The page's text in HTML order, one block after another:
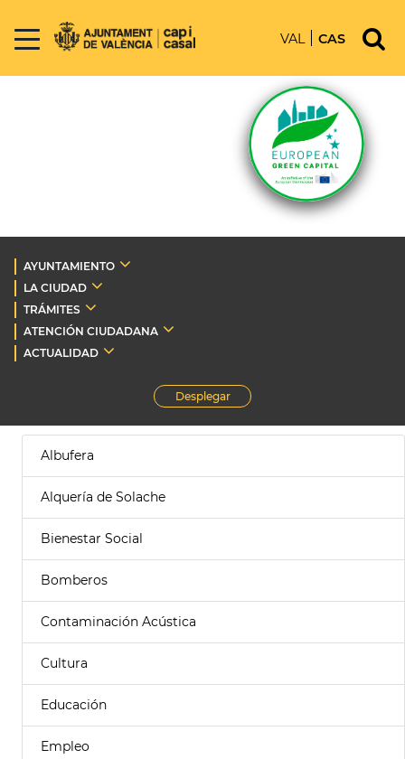
VAL CAS
AYUNTAMIENTO
LA CIUDAD
TRÁMITES
ATENCIÓN CIUDADANA
ACTUALIDAD
Desplegar
Albufera
Alquería de Solache
Bienestar Social
Bomberos
Contaminación Acústica
Cultura
Educación
Empleo